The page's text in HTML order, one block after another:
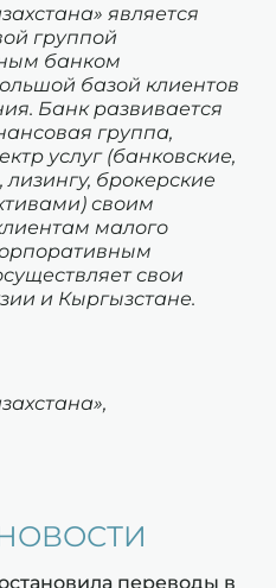
является
группой
банком
базой клиентов
Банк развивается
группа,
услуг (банковские,
брокерские
своим
малого
свои
и Кыргызстане.
переводы в